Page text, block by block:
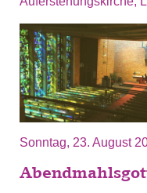
Sonntag, 23. August